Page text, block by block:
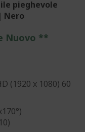
pieghevole
Nero
Nuovo **
(1920 x 1080) 60